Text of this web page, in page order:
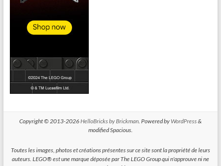
Copyright © 2013-2026HelloBricks by Brickman. Powered by WordPress&
modified Spacious.
Toutes les images, photos et créations présentes sur ce site sont la propriété de leurs
auteurs. LEGO® est une marque déposée par The LEGO Group qui n'approuve ni ne